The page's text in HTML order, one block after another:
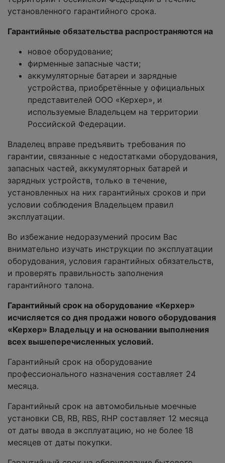
установленного гарантийного срока.
Гарантийные обязательства распространяются на
новое оборудование;
фирменные запасные части;
аккумуляторные батареи и зарядные
устройства, приобретённые у официальных
представителей ООО «Керхер», и
используемые Владельцем на территории
Российской Федерации.
Владелец вправе предъявить требования по
гарантии, связанные с недостатками оборудования,
запасных частей, аккумуляторных батарей и
зарядных устройств, только в течение,
установленных на них гарантийных сроков и при
условии соблюдения Владельцем правил
эксплуатации.
Во избежание недоразумений просим Вас
внимательно изучать инструкции по эксплуатации
оборудования, условия гарантийных обязательств,
и проверять правильность заполнения
гарантийного талона.
Гарантийный срок на оборудование «Керхер»
исчисляется со дня продажи нового оборудования
«Керхер» Владельцу и на основании выполнения
всех вышеперечисленных условий.
Гарантийный срок на оборудование
профессионального назначения составляет 24
месяца.
Гарантийный срок на автомобильные моечные
установки CB, RB, RBS, RHP составляет 12 месяца
от даты ввода в эксплуатацию, но не более 18
месяцев от даты покупки.